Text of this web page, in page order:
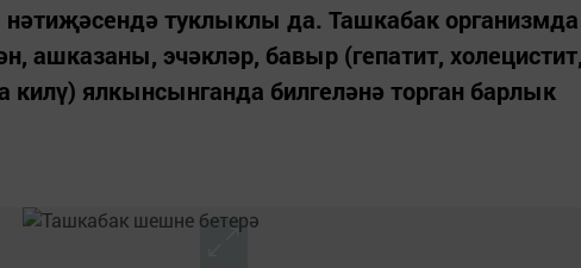
нәтиҗәсендә туклыклы да. Ташкабак организмда
ашказаны, эчәкләр, бавыр (гепатит,
ялкынсынганда билгеләнә торган барлык